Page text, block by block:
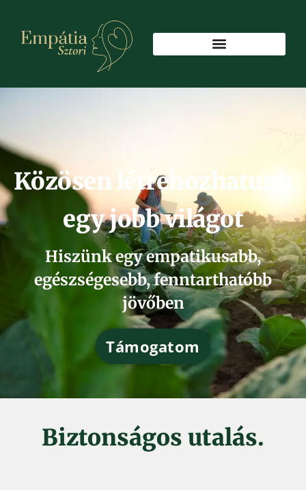
Közösen létrehozhatunk
egy jobb világot
Hiszünk egy empatikusabb,
egészségesebb, fenntarthatóbb
jövőben
Támogatom
Biztonságos utalás.